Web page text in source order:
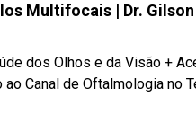
Multifocais | Dr.
dos Olhos e da Visão +
ao Canal de Oftalmologia no